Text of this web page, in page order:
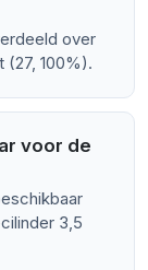
over
100%).
voor de
3,5